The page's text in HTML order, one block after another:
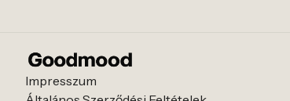
Impresszum